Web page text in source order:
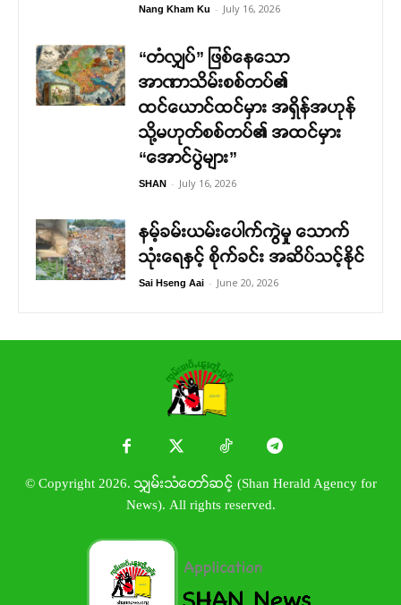
Nang Kham Ku - July 16, 2026
“တံလျှပ်” ဖြစ်နေသော
အာဏာသိမ်းစစ်တပ်၏
ထင်ယောင်ထင်မှား အရှိန်အဟုန်
သို့မဟုတ်စစ်တပ်၏ အထင်မှား
“အောင်ပွဲများ”
SHAN - July 16, 2026
နမ့်ခမ်းယမ်းပေါက်ကွဲမှု သောက်
သုံးရေနှင့် စိုက်ခင်း အဆိပ်သင့်နိုင်
Sai Hseng Aai - June 20, 2026
© Copyright 2026. သျှမ်းသံတော်ဆင့် (Shan Herald Agency for
News). All rights reserved.